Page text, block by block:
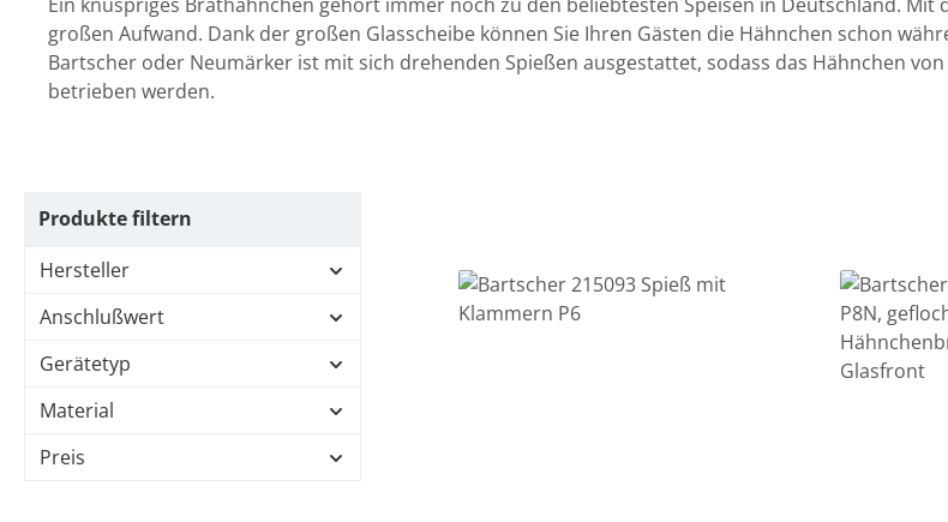
großen Aufwand. Dank der großen Glasscheibe können Sie Ihren Gästen die Hähnchen schon
Bartscher oder Neumärker ist mit sich drehenden Spießen ausgestattet, sodass das Hähnchen
betrieben werden.
Produkte filtern
Hersteller
Anschlußwert
Gerätetyp
Material
Preis